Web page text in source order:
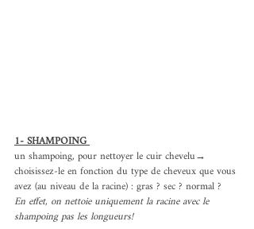
1- SHAMPOING
un shampoing, pour nettoyer le cuir chevelu→
choisissez-le en fonction du type de cheveux que vous
avez (au niveau de la racine) : gras ? sec ? normal ?
En effet, on nettoie uniquement la racine avec le
shampoing pas les longueurs!